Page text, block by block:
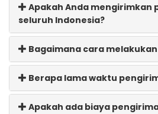
Apakah Anda mengirimkan
seluruh Indonesia?
Bagaimana cara
Berapa lama waktu
Apakah ada biaya